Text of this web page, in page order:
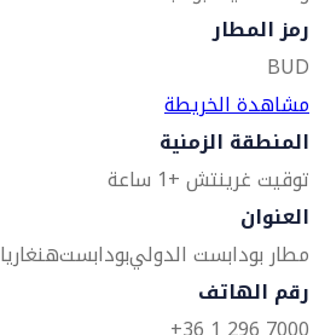
رمز المطار
BUD
مشاهدة الخريطة
المنطقة الزمنية
توقيت غرينتش +1 ساعة
العنوان
مطار بودابست الدوليبودابستهنغاريا 1185
رقم الهاتف